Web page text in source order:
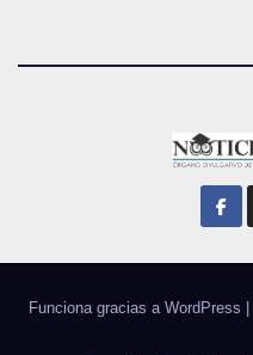
Funciona gracias a WordPress